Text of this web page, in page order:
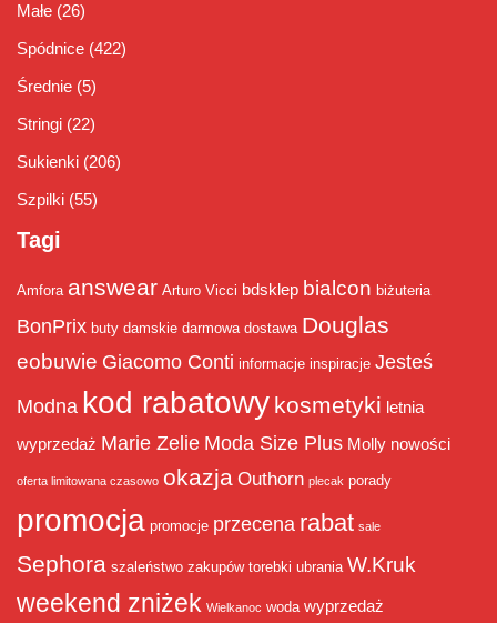
Małe (26)
Spódnice (422)
Średnie (5)
Stringi (22)
Sukienki (206)
Szpilki (55)
Tagi
Amfora answear Arturo Vicci bdsklep bialcon biżuteria
BonPrix buty damskie darmowa dostawa Douglas
eobuwie Giacomo Conti informacje inspiracje Jesteś
Modna kod rabatowy kosmetyki letnia
wyprzedaż Marie Zelie Moda Size Plus Molly nowości
oferta limitowana czasowo okazja Outhorn plecak porady
promocja promocje przecena rabat sale
Sephora szaleństwo zakupów torebki ubrania W.Kruk
weekend zniżek Wielkanoc woda wyprzedaż